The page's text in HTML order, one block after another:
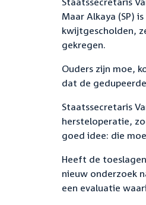
Maar Alkaya (SP)
kwijtgescholden,
gekregen.
Ouders zijn moe,
dat de
Staatssecretaris
hersteloperatie,
goed idee: die
Heeft de
nieuw onderzoek
een evaluatie